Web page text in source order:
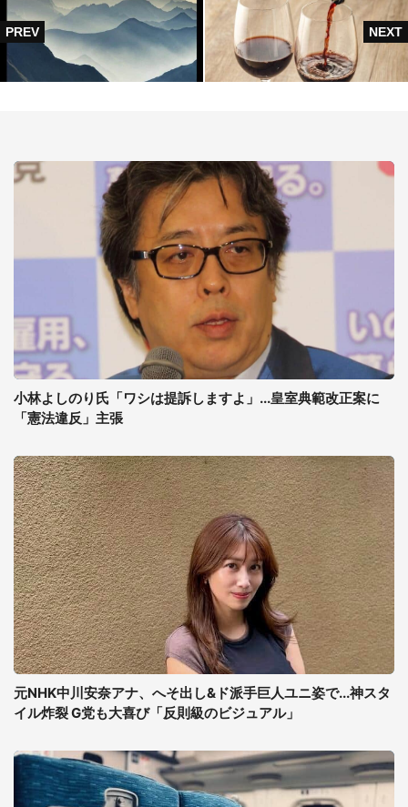
小林よしのり氏「ワシは提訴しますよ」...皇室典範改正案に
「憲法違反」主張
元NHK中川安奈アナ、へそ出し&ド派手巨人ユニ姿で...神スタ
イル炸裂 G党も大喜び「反則級のビジュアル」